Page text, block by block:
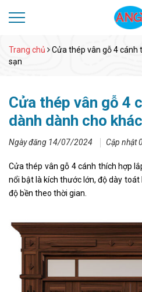
Trang chủ
Cửa thép vân gỗ 4 cánh
sạn
Cửa thép vân gỗ 4
dành dành cho
Ngày đăng 14/07/2024 Cập nhật
Cửa thép vân gỗ 4 cánh thích hợp
nổi bật là kích thước lớn, độ dày
độ bền theo thời gian.